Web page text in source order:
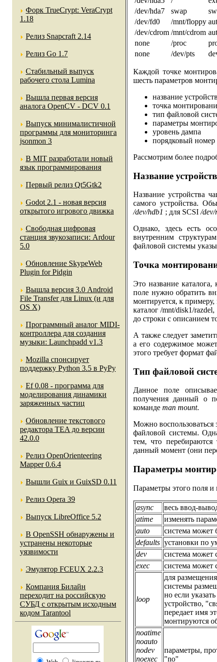
Форк TrueCrypt: VeraCrypt
1.18
Релиз Snapcraft 2.14
Релиз Go 1.7
Стабильный выпуск
рабочего стола Lumina
Вышла первая версия
аналога OpenCV - DCV 0.1
Выпуск минималистичной
программы для мониторинга
jsonmon 3
В MIT разработали новый
язык программирования
Первый релиз Qt5Gtk2
Godot 2.1 - новая версия
открытого игрового движка
Свободная цифровая
станция звукозаписи: Ardour
5.0
Обновление SkypeWeb
Plugin for Pidgin
Вышла версия 3.0 Android
File Transfer для Linux (и для
OS X)
Программный аналог MIDI-
контроллера для создания
музыки: Launchpadd v1.3
Mozilla спонсирует
поддержку Python 3.5 в PyPy
Ef 0.08 - программа для
моделирования динамики
заряженных частиц
Обновление текстового
редактора TEA до версии
42.0.0
Релиз OpenOrienteering
Mapper 0.6.4
Вышли Guix и GuixSD 0.11
Релиз Opera 39
Выпуск LibreOffice 5.2
В OpenSSH обнаружены и
устранены некоторые
уязвимости
Эмулятор FCEUX 2.2.3
Компания Билайн
переходит на российскую
СУБД с открытым исходным
кодом Tarantool
/dev/hda7
swap
/dev/fd0
/mnt/floppy
/dev/cdrom /mnt/cdrom
none
/proc
none
/dev/pts
Каждой точке
шесть параметров
название
точка
тип файловой
параметры
уровень дампа
порядковый
Рассмотрим более
Название
Название устройства
самого устройства.
/dev/hdb1 ; для SCSI /dev/
Однако, здесь есть
внутренним
файловой системы
Точка
Это название
поле нужно обратить
монтируется, к примеру,
каталог /mnt/disk1/
до строки с описанием
А также следует
а его содержимое
этого требует формат
Тип файловой
Данное поле
получения данный о
команде man mount.
Можно воспользоваться
файловой системы.
тем, что
данный момент (они
Параметры
Параметры этого поля и
async
весь ввод-
atime
изменять
auto
система может
defaults установки по
dev
система может
exec
система может
loop
для
системы
но если
устройство,
передает имя
монтируются
noatime
noauto
nodev
noexec
параметры,
"no"